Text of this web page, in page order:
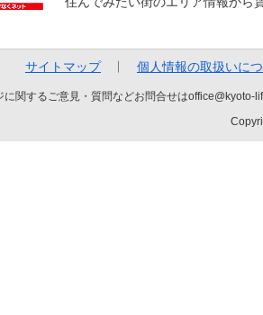
サイトマップ 個人情報の取扱いに
に関するご意見・質問などお問合せは